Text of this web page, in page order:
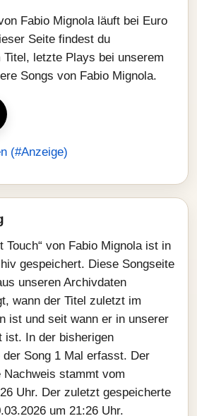
Fabio Mignola läuft bei Euro
Seite findest du
Titel, letzte Plays bei unserem
Songs von Fabio Mignola.
(#Anzeige)
Touch“ von Fabio Mignola ist in
gespeichert. Diese Songseite
unseren Archivdaten
wann der Titel zuletzt im
ist und seit wann er in unserer
ist. In der bisherigen
Song 1 Mal erfasst. Der
stammt vom
Uhr. Der zuletzt gespeicherte
um 21:26 Uhr.